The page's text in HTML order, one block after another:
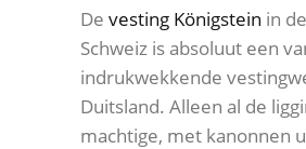
De vesting Königstein in
Schweiz is absoluut een
indrukwekkende
Duitsland. Alleen al de
machtige, met kanonnen